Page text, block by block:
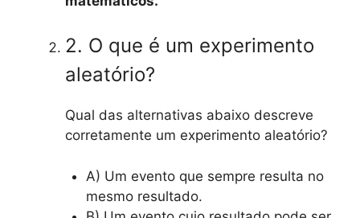
2. O que é um experimento
aleatório?
Qual das alternativas abaixo descreve
corretamente um experimento aleatório?
A) Um evento que sempre resulta no
mesmo resultado.